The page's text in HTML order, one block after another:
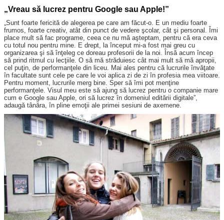
„Vreau să lucrez pentru Google sau Apple!”
„Sunt foarte fericită de alegerea pe care am făcut-o. E un mediu foarte
frumos, foarte creativ, atât din punct de vedere şcolar, cât şi personal. Îmi
place mult să fac programe, ceea ce nu mă aşteptam, pentru că era ceva
cu totul nou pentru mine. E drept, la început mi-a fost mai greu cu
organizarea şi să înţeleg ce doreau profesorii de la noi. Însă acum încep
să prind ritmul cu lecţiile. O să mă străduiesc cât mai mult să mă apropii,
cel puţin, de performanţele din liceu. Mai ales pentru că lucrurile învăţate
în facultate sunt cele pe care le voi aplica zi de zi în profesia mea viitoare.
Pentru moment, lucrurile merg bine. Sper să îmi pot menţine
performanţele. Visul meu este să ajung să lucrez pentru o companie mare
cum e Google sau Apple, ori să lucrez în domeniul editării digitale”,
adaugă tânăra, în pline emoţii ale primei sesiuni de axemene.